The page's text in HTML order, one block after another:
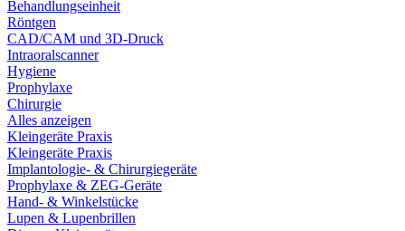
Behandlungseinheit
Röntgen
CAD/CAM und 3D-Druck
Intraoralscanner
Hygiene
Prophylaxe
Chirurgie
Alles anzeigen
Kleingeräte Praxis
Kleingeräte Praxis
Implantologie- & Chirurgiegeräte
Prophylaxe & ZEG-Geräte
Hand- & Winkelstücke
Lupen & Lupenbrillen